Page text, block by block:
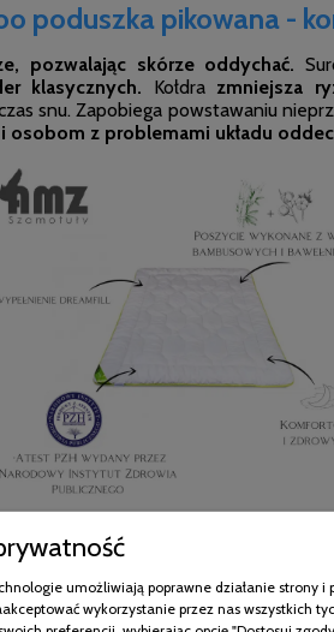
poduszka pikowana -
pozwalając skórze oddychać.
klasycznych. Kołdrazmniejsza
snu. Zapobiega powstawaniu
osobom z problemami układu
poduszka pikowana -
i przyjemna dla skóry. Kołdra
się do temperatury
umożliwiają poprawne działanie strony i
wykorzystanie przez nas wszystkich